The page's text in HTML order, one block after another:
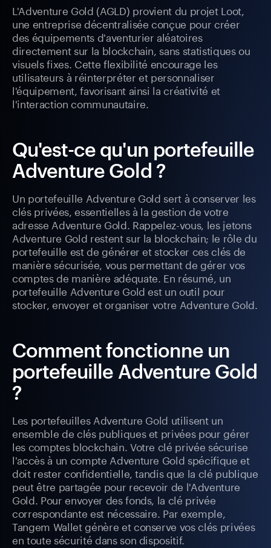
L'Adventure Gold (AGLD) provient du projet Loot,
une entreprise décentralisée conçue pour créer
des équipements d'aventurier aléatoires
directement sur la blockchain, sans statistiques ou
visuels fixes. Cette flexibilité encourage les
utilisateurs à réinterpréter et personnaliser
l'équipement, favorisant ainsi la créativité et
l'interaction communautaire.
Qu'est-ce qu'un portefeuille
Adventure Gold ?
Un portefeuille Adventure Gold sert à conserver les
clés privées, essentielles à la gestion de votre
adresse Adventure Gold. Rappelez-vous, les jetons
Adventure Gold restent sur la blockchain; le rôle du
portefeuille est de générer et stocker ces clés de
manière sécurisée, vous permettant de gérer vos
comptes de manière adéquate. En résumé, un
portefeuille Adventure Gold est un outil pour
stocker, envoyer et organiser votre Adventure Gold.
Comment fonctionne un
portefeuille Adventure Gold
?
Les portefeuilles Adventure Gold utilisent un
ensemble de clés publiques et privées pour gérer
les comptes blockchain. Votre clé privée sécurise
l'accès à un compte Adventure Gold spécifique et
doit rester confidentielle, tandis que la clé publique
peut être partagée pour recevoir de l'Adventure
Gold. Pour envoyer des fonds, la clé privée
correspondante est nécessaire. Par exemple,
Tangem Wallet génère et conserve vos clés privées
en toute sécurité dans son dispositif.